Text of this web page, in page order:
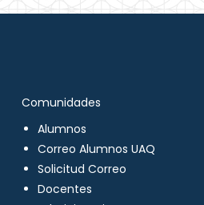
Comunidades
Alumnos
Correo Alumnos UAQ
Solicitud Correo
Docentes